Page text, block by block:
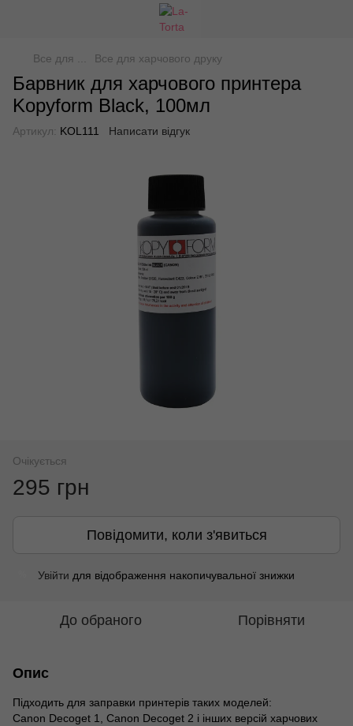
Все для ... Все для харчового друку
Барвник для харчового принтера
Kopyform Black, 100мл
Артикул: KOL111 Написати відгук
Очікується
295 грн
Повідомити, коли з'явиться
Увійти для відображення накопичувальної знижки
До обраного Порівняти
Опис
Підходить для заправки принтерів таких моделей:
Canon Decoget 1, Canon Decoget 2 і інших версій харчових